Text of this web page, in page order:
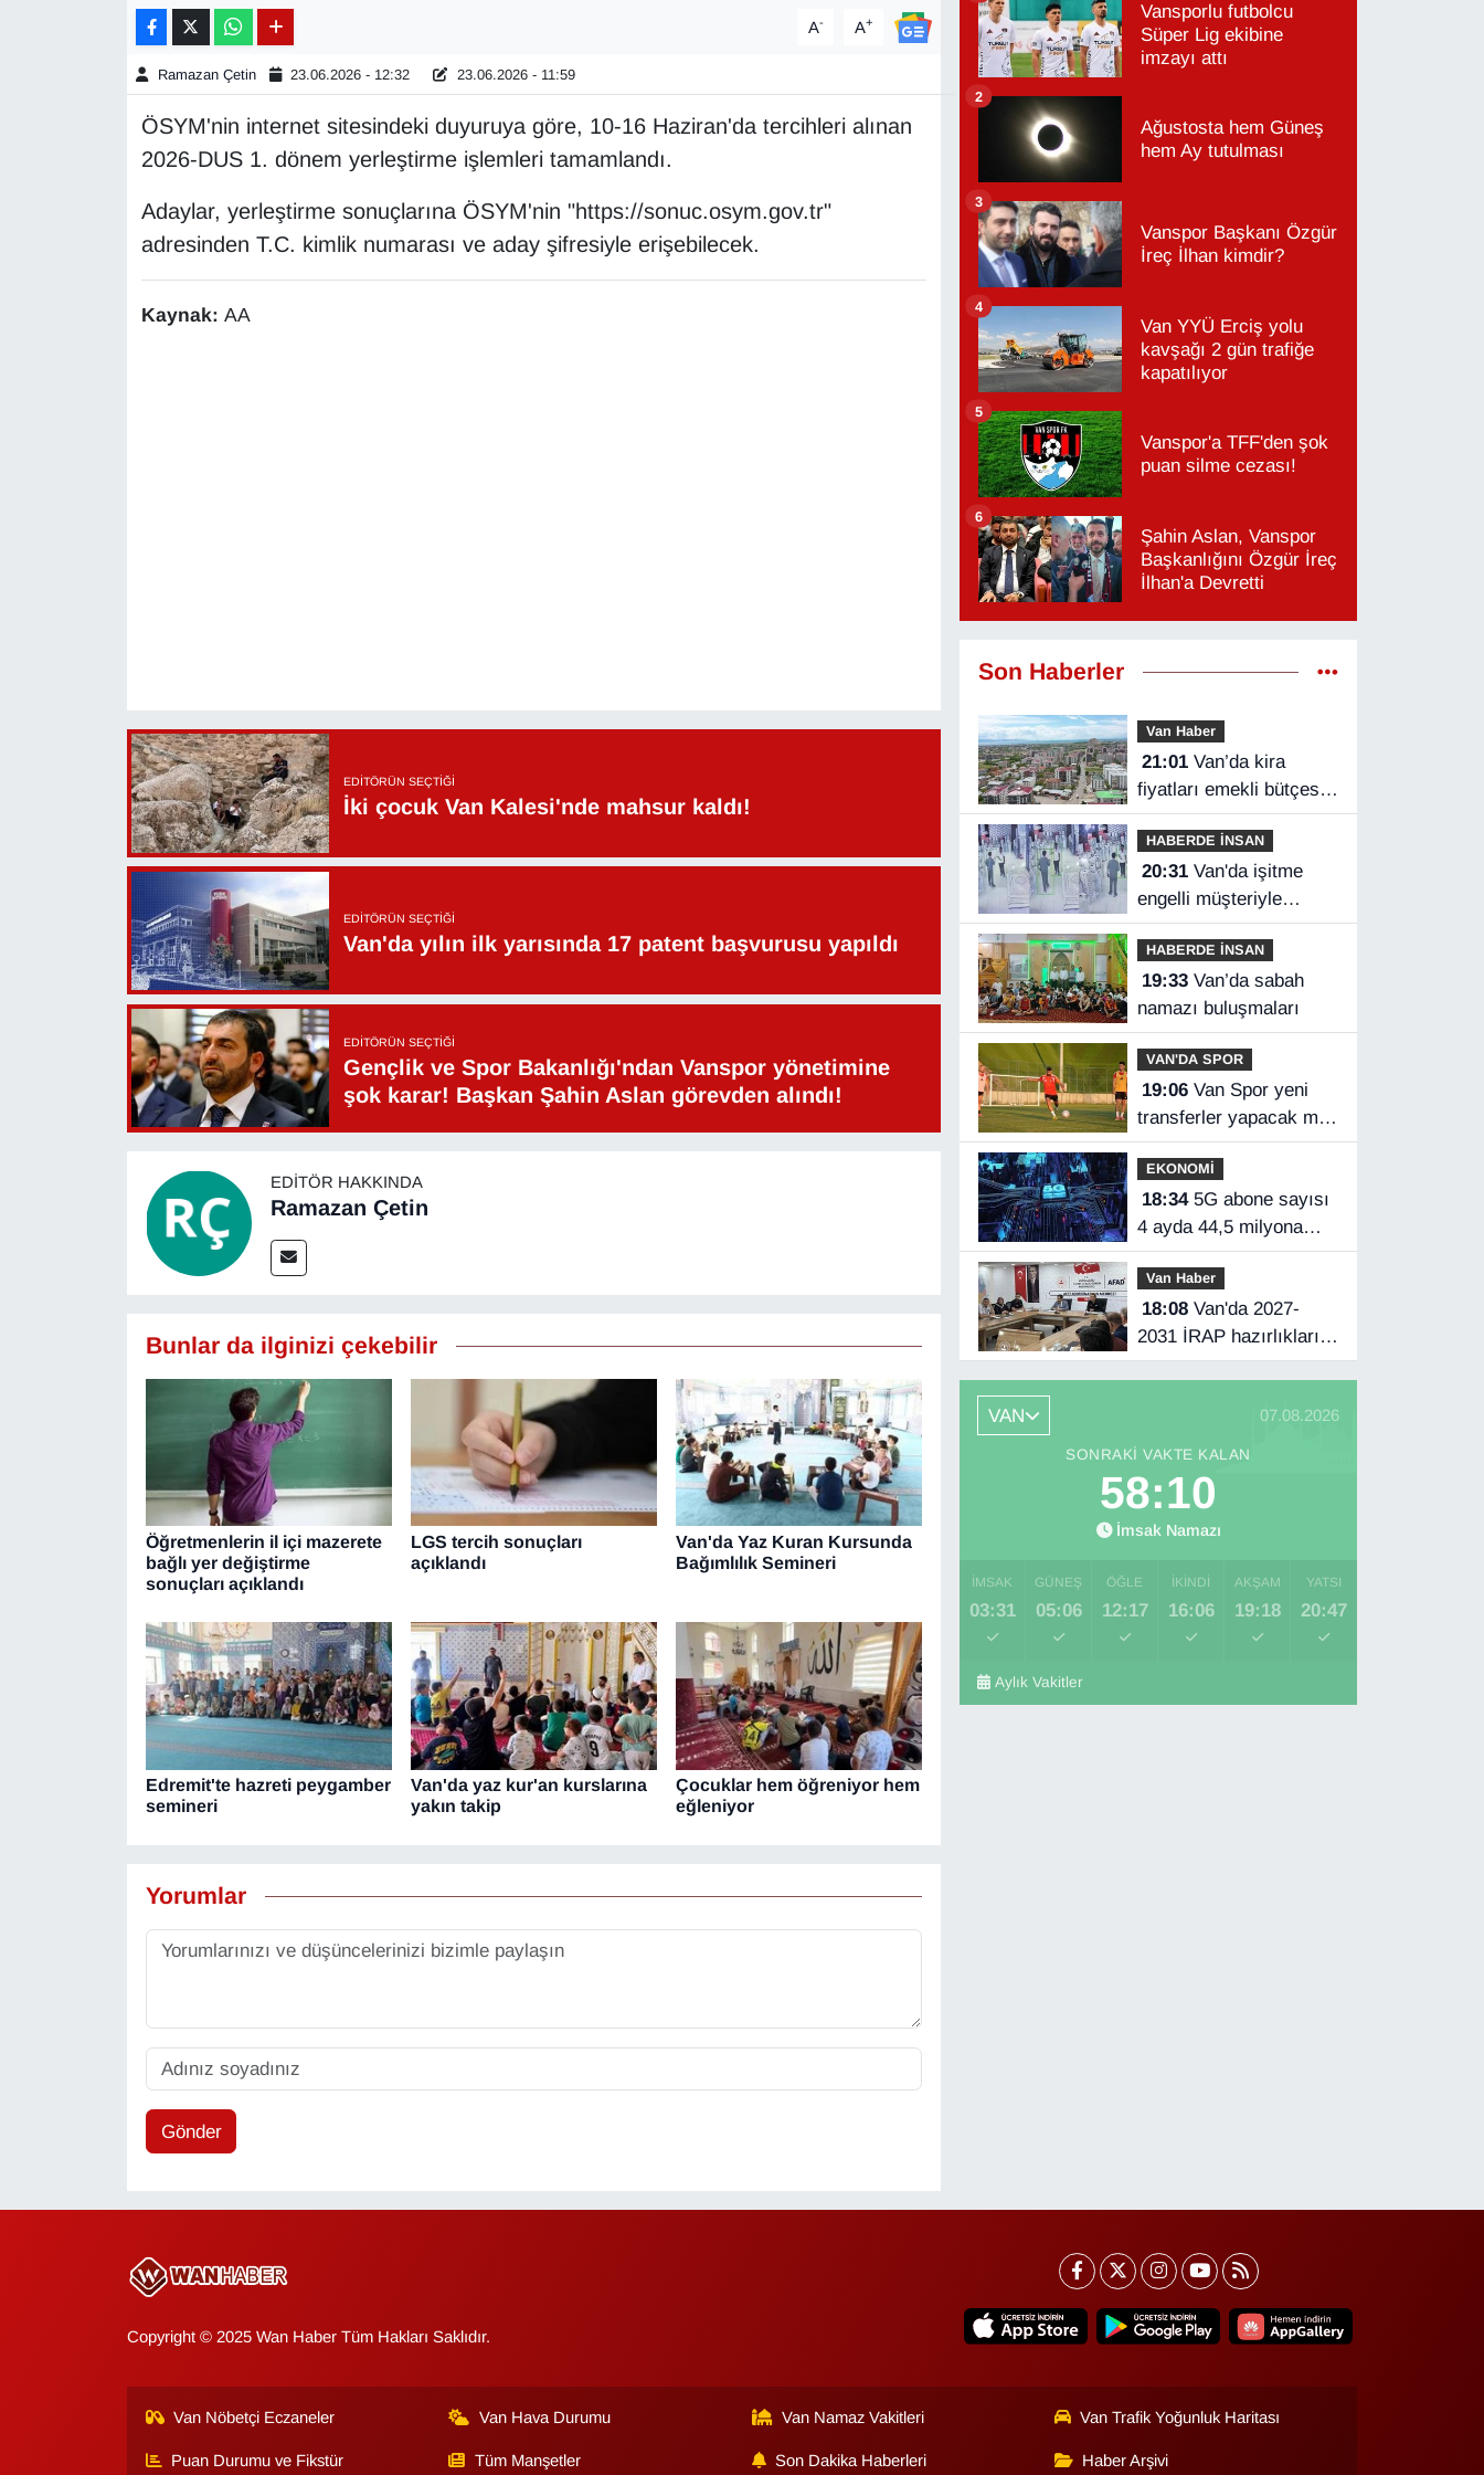
A- A+
Ramazan Çetin 23.06.2026 - 12:32 23.06.2026 - 11:59
ÖSYM'nin internet sitesindeki duyuruya göre, 10-16 Haziran'da tercihleri alınan
2026-DUS 1. dönem yerleştirme işlemleri tamamlandı.
Adaylar, yerleştirme sonuçlarına ÖSYM'nin "https://sonuc.osym.gov.tr"
adresinden T.C. kimlik numarası ve aday şifresiyle erişebilecek.
Kaynak: AA
EDITÖRÜN SEÇTIĞI
İki çocuk Van Kalesi'nde mahsur kaldı!
EDITÖRÜN SEÇTIĞI
Van'da yılın ilk yarısında 17 patent başvurusu yapıldı
EDITÖRÜN SEÇTIĞI
Gençlik ve Spor Bakanlığı'ndan Vanspor yönetimine
şok karar! Başkan Şahin Aslan görevden alındı!
EDITÖR HAKKINDA
Ramazan Çetin
Bunlar da ilginizi çekebilir
Öğretmenlerin il içi mazerete
bağlı yer değiştirme
sonuçları açıklandı
LGS tercih sonuçları
açıklandı
Van'da Yaz Kuran Kursunda
Bağımlılık Semineri
Edremit'te hazreti peygamber
semineri
Van'da yaz kur'an kurslarına
yakın takip
Çocuklar hem öğreniyor hem
eğleniyor
Yorumlar
Gönder
Vansporlu futbolcu
Süper Lig ekibine
imzayı attı
Ağustosta hem Güneş
hem Ay tutulması
2
Vanspor Başkanı Özgür
İreç İlhan kimdir?
3
Van YYÜ Erciş yolu
kavşağı 2 gün trafiğe
kapatılıyor
4
Vanspor'a TFF'den şok
puan silme cezası!
5
Şahin Aslan, Vanspor
Başkanlığını Özgür İreç
İlhan'a Devretti
6
Son Haberler
Van Haber
21:01Van’da kira
fiyatları emekli bütçesini
zorluyor
HABERDE İNSAN
20:31Van'da işitme
engelli müşteriyle
halaylı pazarlık
gülümsetti
HABERDE İNSAN
19:33Van’da sabah
namazı buluşmaları
VAN'DA SPOR
19:06Van Spor yeni
transferler yapacak mı?
Başkan Özgür İreç İlhan
açıkladı
EKONOMİ
18:345G abone sayısı
4 ayda 44,5 milyona
ulaştı
Van Haber
18:08Van'da 2027-
2031 İRAP hazırlıkları
başladı
VAN 07.08.2026
SONRAKI VAKTE KALAN
58:09
İmsak Namazı
İMSAK
03:31
GÜNEŞ
05:06
ÖĞLE
12:17
İKINDI
16:06
AKŞAM
19:18
YATSI
20:47
Aylık Vakitler
Copyright © 2025 Wan Haber Tüm Hakları Saklıdır.
Van Nöbetçi Eczaneler Van Hava Durumu Van Namaz Vakitleri Van Trafik Yoğunluk Haritası
Puan Durumu ve Fikstür Tüm Manşetler Son Dakika Haberleri Haber Arşivi
Gündem
HABERDE İNSAN
Kamu Alımları
POLİTİKA
Resmi İlanlar
RÖPORTAJ
Seri İlan
Sinema - TV
SİYASET
TEKNOLOJİ
VAN'DA SPOR